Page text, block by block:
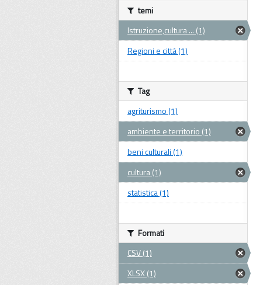
temi
Istruzione,cultura ... (1)
Regioni e città (1)
Tag
agriturismo (1)
ambiente e territorio (1)
beni culturali (1)
cultura (1)
statistica (1)
Formati
CSV (1)
XLSX (1)